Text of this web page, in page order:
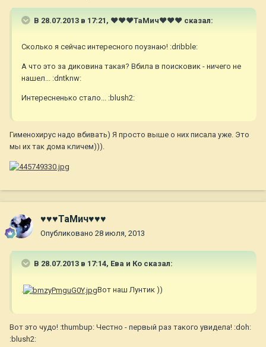
В 28.07.2013 в 17:21, ♥♥♥ТаМич♥♥♥ сказал:
Сколько я сейчас интересного поузнаю! :dribble:
А что это за диковина такая? Вбила в поисковик - ничего не
нашел... :dntknw:
Интересненько стало... :blush2:
Гименохирус надо вбивать) Я просто выше о них писала уже. Это
мы их так дома кличем))).
♥♥♥ТаМич♥♥♥
Опубликовано 28 июля, 2013
В 28.07.2013 в 17:14, Ева и Ко сказал:
. Вот наш Лунтик ))
Вот это чудо! :thumbup: Честно - первый раз такого увидела! :doh:
:blush2: